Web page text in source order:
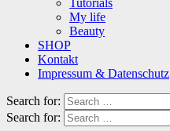
My life
Beauty
SHOP
Kontakt
Impressum & Datenschutz
Search for:
Search for: